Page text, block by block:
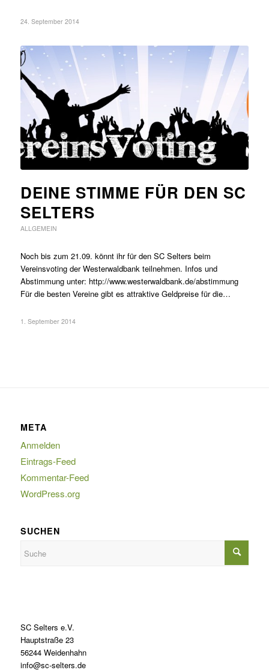
24. September 2014
DEINE STIMME FÜR DEN SC
SELTERS
ALLGEMEIN
Noch bis zum 21.09. könnt ihr für den SC Selters beim
Vereinsvoting der Westerwaldbank teilnehmen. Infos und
Abstimmung unter: http://www.westerwaldbank.de/abstimmung
Für die besten Vereine gibt es attraktive Geldpreise für die…
1. September 2014
META
Anmelden
Eintrags-Feed
Kommentar-Feed
WordPress.org
SUCHEN
SC Selters e.V.
Hauptstraße 23
56244 Weidenhahn
info@sc-selters.de